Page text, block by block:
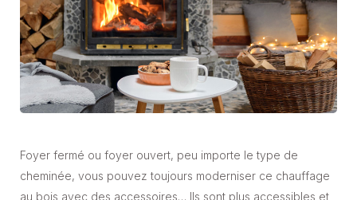
Foyer fermé ou foyer ouvert, peu importe le type de
cheminée, vous pouvez toujours moderniser ce chauffage
au bois avec des accessoires… Ils sont plus accessibles et